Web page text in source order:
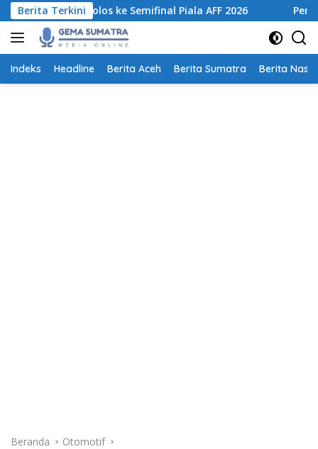
Langsung
ke
konten
Berita Terkini
Lolos ke Semifinal Piala AFF 2026 Pemprov
Indeks Headline Berita Aceh Berita Sumatra Berita
Beranda Otomotif